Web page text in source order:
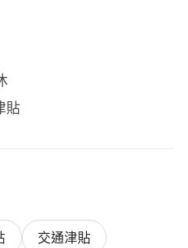
貼
交通津貼